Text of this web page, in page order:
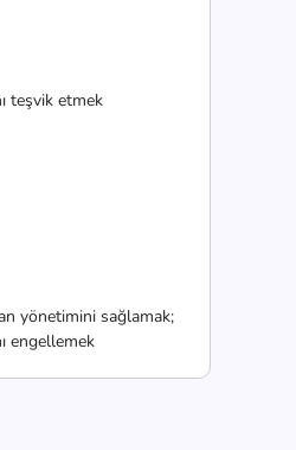
teşvik etmek
yönetimini sağlamak;
engellemek